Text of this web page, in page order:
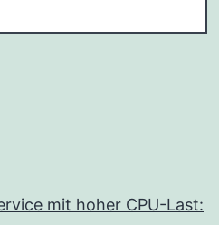
mit hoher CPU-Last: